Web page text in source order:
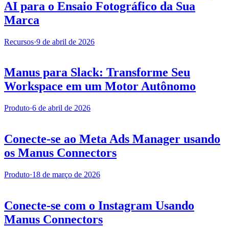
AI para o Ensaio Fotográfico da Sua
Marca
Recursos·9 de abril de 2026
Manus para Slack: Transforme Seu
Workspace em um Motor Autônomo
Produto·6 de abril de 2026
Conecte-se ao Meta Ads Manager usando
os Manus Connectors
Produto·18 de março de 2026
Conecte-se com o Instagram Usando
Manus Connectors